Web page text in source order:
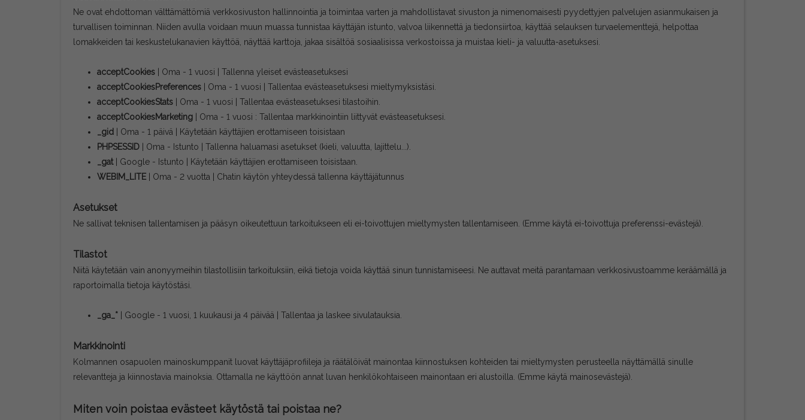
Ne ovat ehdottoman välttämättömiä verkkosivuston hallinnointia ja toimintaa varten ja mahdollistavat sivuston ja nimenomaisesti pyydettyjen palvelujen asianmukaisen ja
turvallisen toiminnan. Niiden avulla voidaan muun muassa tunnistaa käyttäjän istunto, valvoa liikennettä ja tiedonsiirtoa, käyttää selauksen turvaelementtejä, helpottaa
lomakkeiden tai keskustelukanavien käyttöä, näyttää karttoja, jakaa sisältöä sosiaalisissa verkostoissa ja muistaa kieli- ja valuutta-asetuksesi.
acceptCookies | Oma - 1 vuosi | Tallenna yleiset evästeasetuksesi
acceptCookiesPreferences | Oma - 1 vuosi | Tallentaa evästeasetuksesi mieltymyksistäsi.
acceptCookiesStats | Oma - 1 vuosi | Tallentaa evästeasetuksesi tilastoihin.
acceptCookiesMarketing | Oma - 1 vuosi : Tallentaa markkinointiin liittyvät evästeasetuksesi.
_gid
| Oma - 1 päivä | Käytetään käyttäjien erottamiseen toisistaan
PHPSESSID | Oma - Istunto | Tallenna haluamasi asetukset (kieli, valuutta, lajittelu...).
_gat| Google - Istunto | Käytetään käyttäjien erottamiseen toisistaan.
WEBIM_LITE | Oma - 2 vuotta | Chatin käytön yhteydessä tallenna käyttäjätunnus
Asetukset
Ne sallivat teknisen tallentamisen ja pääsyn oikeutettuun tarkoitukseen eli ei-toivottujen mieltymysten tallentamiseen. (Emme käytä ei-toivottuja preferenssi-evästejä).
Tilastot
Niitä käytetään vain anonyymeihin tilastollisiin tarkoituksiin, eikä tietoja voida käyttää sinun tunnistamiseesi. Ne auttavat meitä parantamaan verkkosivustoamme keräämällä ja
raportoimalla tietoja käytöstäsi.
_ga_* | Google - 1 vuosi, 1 kuukausi ja 4 päivää | Tallentaa ja laskee sivulatauksia.
Markkinointi
Kolmannen osapuolen mainoskumppanit luovat käyttäjäprofiileja ja räätälöivät mainontaa kiinnostuksen kohteiden tai mieltymysten perusteella näyttämällä sinulle
relevantteja ja kiinnostavia mainoksia. Ottamalla ne käyttöön annat luvan henkilökohtaiseen mainontaan eri alustoilla. (Emme käytä mainosevästejä).
Miten voin poistaa evästeet käytöstä tai poistaa ne?